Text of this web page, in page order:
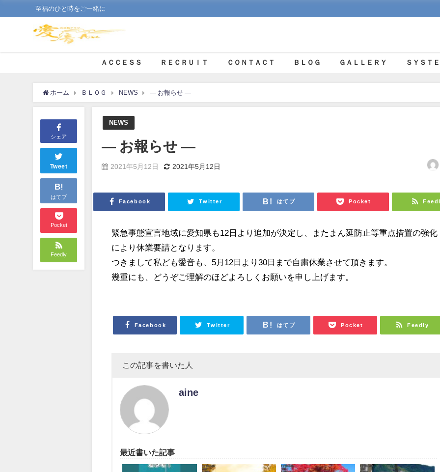
至福のひと時をご一緒に
ＡＣＣＥＳＳ ＲＥＣＲＵＩＴ ＣＯＮＴＡＣＴ ＢＬＯＧ ＧＡＬＬＥＲＹ ＳＹＳＴ
ホーム ＢＬＯＧ NEWS — お報らせ —
シェア
Tweet
B!
はてブ
Pocket
Feedly
NEWS
— お報らせ —
2021年5月12日 2021年5月12日
Facebook Twitter はてブ Pocket
緊急事態宣言地域に愛知県も12日より追加が決定し、またまん延防止等重点措置の強化
により休業要請となります。
つきまして私ども愛音も、5月12日より30日まで自粛休業させて頂きます。
幾重にも、どうぞご理解のほどよろしくお願いを申し上げます。
Facebook Twitter はてブ Pocket Feedly
この記事を書いた人
aine
最近書いた記事